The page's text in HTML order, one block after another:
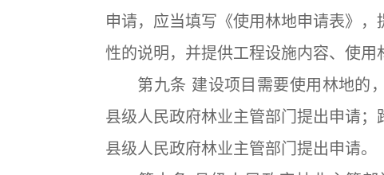
申请，应当填写《使用林地申请表》
性的说明，并提供工程设施内容、使用
第九条 建设项目需要使用林地的
县级人民政府林业主管部门提出申请
县级人民政府林业主管部门提出申请。